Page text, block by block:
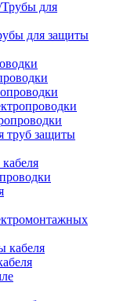
для защиты
труб защиты
кабеля